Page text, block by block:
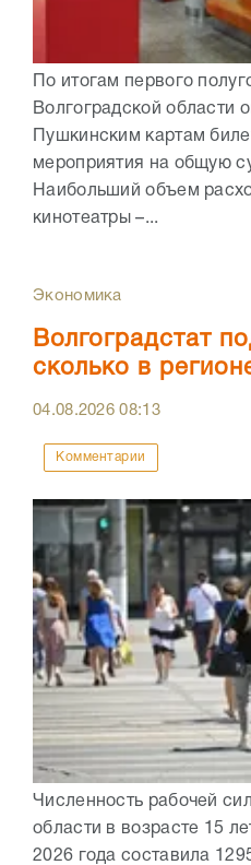
По итогам первого
Волгоградской области
Пушкинским картам
мероприятия на общую
Наибольший объем
кинотеатры –...
Экономика
Волгоградстат
сколько в
04.08.202608:13
Комментарии
Численность рабочей
области в возрасте 15
2026 года составила